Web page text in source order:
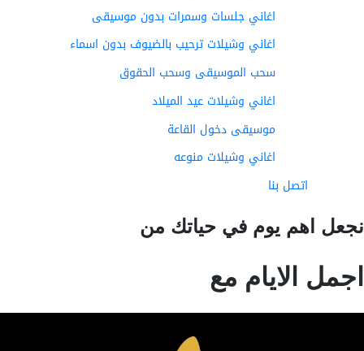
اغاني جلسات وسمرات بدون موسيقى
اغاني وشيلات ترحيب بالضيوف بدون اسماء
سحب الموسيقى وسحب الحقوق
اغاني وشيلات عيد الميلاد
موسيقى دخول القاعة
اغاني وشيلات منوعه
اتصل بنا
اهم يوم في حياتك من
الايام مع